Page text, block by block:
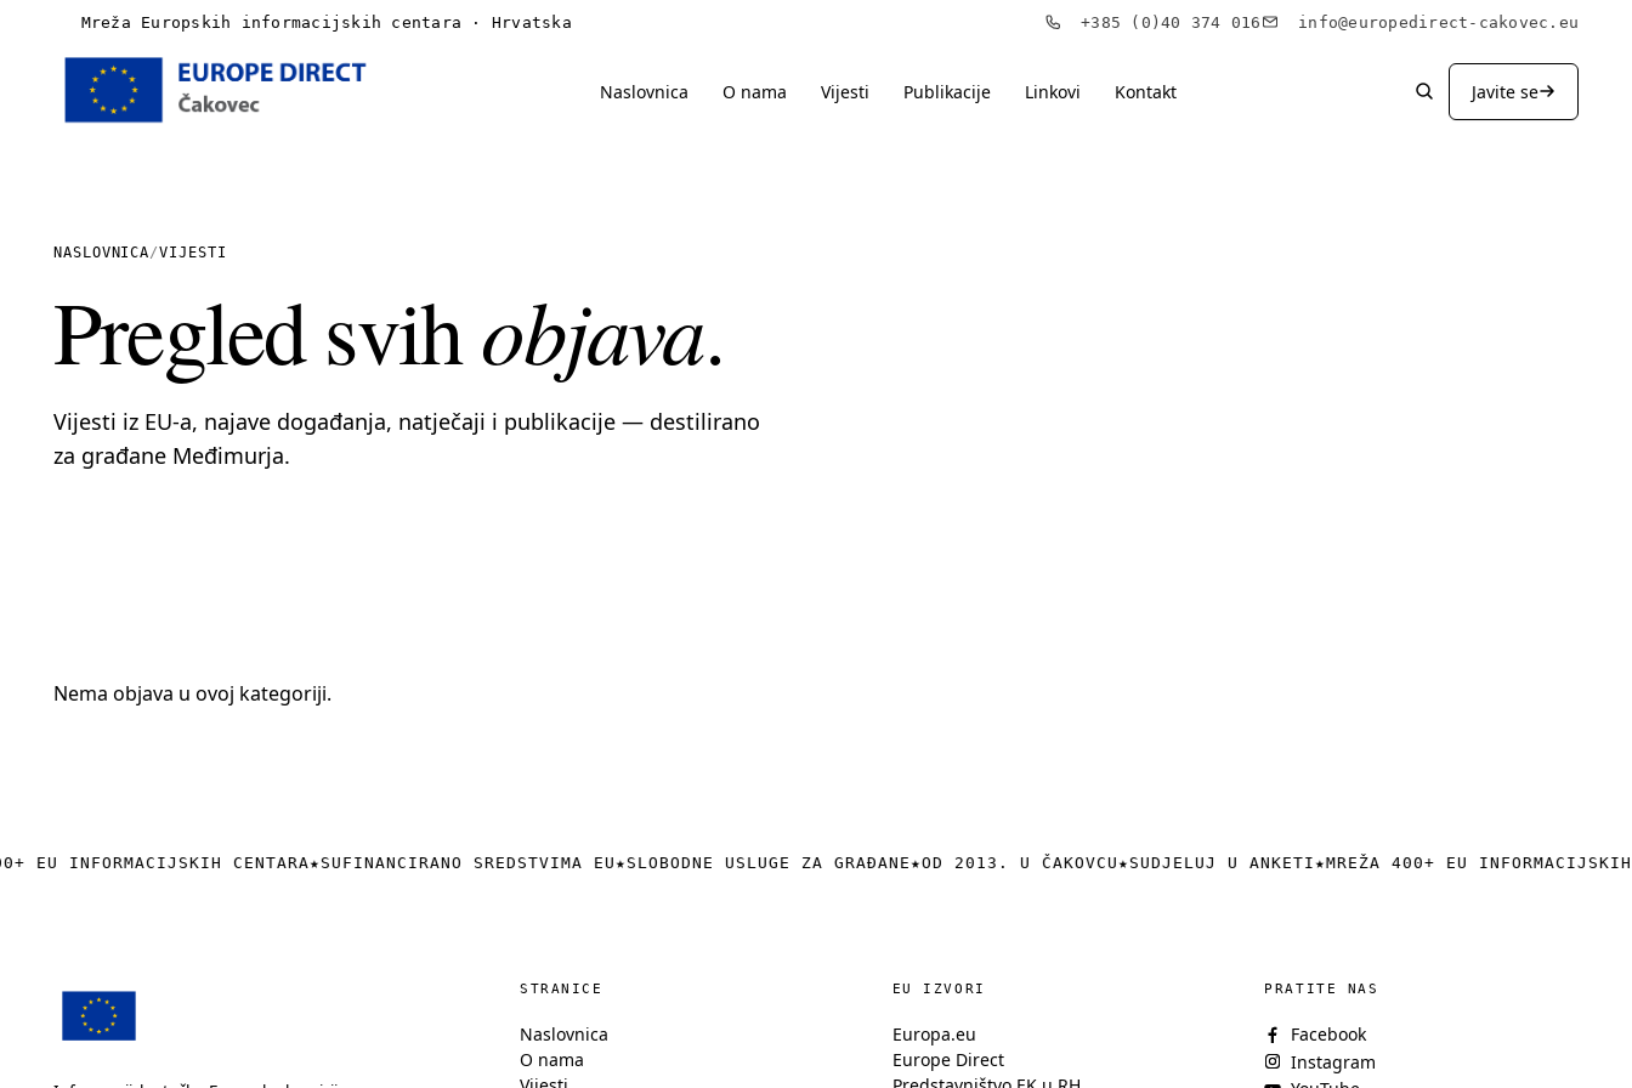
Mreža Europskih informacijskih centara · Hrvatska +385 (0)40 374 016 info@europedirect-cakovec.eu
Naslovnica O nama Vijesti Publikacije Linkovi Kontakt Javite se
Vijesti
Publikacije
Linkovi
NASLOVNICA/VIJESTI
Pregled svihobjava.
Vijesti iz EU-a, najave događanja, natječaji i publikacije — destilirano
za građane Međimurja.
Nema objava u ovoj kategoriji.
EU INFORMACIJSKIH CENTARA★SUFINANCIRANO SREDSTVIMA EU★SLOBODNE USLUGE ZA GRAĐANE★OD 2013. U ČAKOVCU★SUDJELUJ U ANKETI★MREŽA 400+ EU INFORMACIJSKIH
STRANICE
Naslovnica
O nama
EU IZVORI
Europa.eu
Europe Direct
PRATITE NAS
Facebook
Instagram